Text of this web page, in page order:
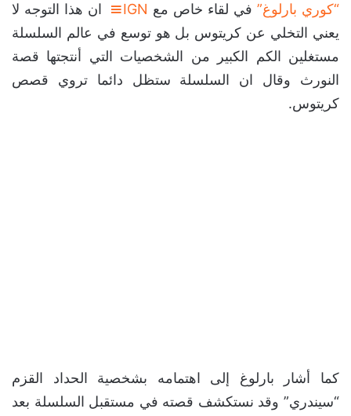
“كوري بارلوغ”في لقاء خاص مع IGN
ان هذا التوجه لا
يعني التخلي عن كريتوس بل هو توسع في عالم السلسلة
مستغلين الكم الكبير من الشخصيات التي أنتجتها قصة
النورث وقال ان السلسلة ستظل دائما تروي قصص
كريتوس.
كما أشار بارلوغ إلى اهتمامه بشخصية الحداد القزم
“سيندري” وقد نستكشف قصته في مستقبل السلسلة بعد